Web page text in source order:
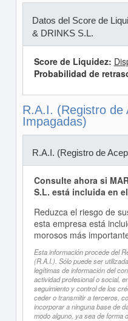
Datos del Score de
& DRINKS S.L.
Score de Liquidez:
Probabilidad de
R.A.I. (Registro de
Impagadas)
R.A.I. (Registro de
Consulte ahora si
S.L. está incluida en
Reduzca el riesgo de
esta empresa está
morosos más
Esta información procede del
(R.A.I.). Sólo puede ser
legítimas de información del
actividad profesional o social,
seguimiento y control de los
ceder o transmitir a terceros,
incorporar a ninguna base de
modo alguno, ya sea de forma